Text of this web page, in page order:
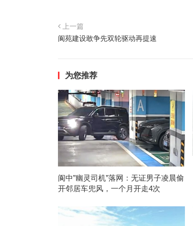
上一篇
阆苑建设敢争先双轮驱动再提速
为您推荐
阆中”幽灵司机”落网：无证男子凌晨偷
开邻居车兜风，一个月开走4次